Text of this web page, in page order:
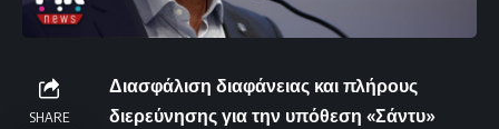
SHARE
Διασφάλιση διαφάνειας και πλήρους
διερεύνησης για την υπόθεση «Σάντυ»